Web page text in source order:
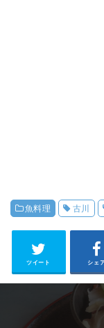
魚料理 古川
ツイート シェ